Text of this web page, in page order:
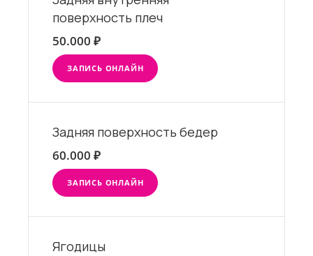
поверхность плеч
50.000 ₽
ЗАПИСЬ ОНЛАЙН
Задняя поверхность бедер
60.000 ₽
ЗАПИСЬ ОНЛАЙН
Ягодицы